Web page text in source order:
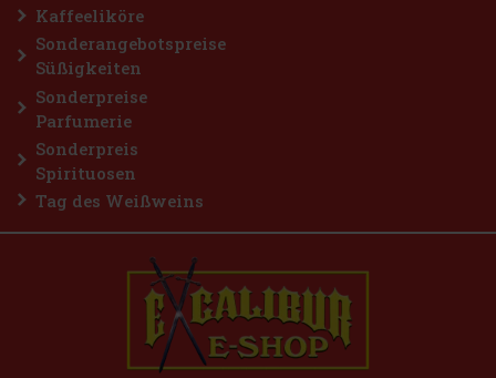
Kaffeeliköre
Sonderangebotspreise
Süßigkeiten
Sonderpreise
Parfumerie
Sonderpreis
Spirituosen
Tag des Weißweins